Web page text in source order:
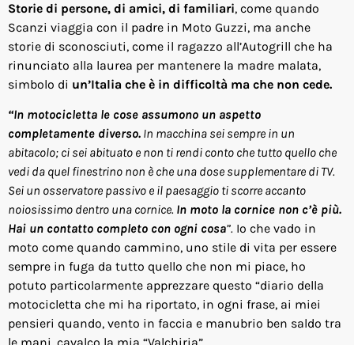
Storie di persone, di amici, di familiari, come quando
Scanzi viaggia con il padre in Moto Guzzi, ma anche
storie di sconosciuti, come il ragazzo all’Autogrill che ha
rinunciato alla laurea per mantenere la madre malata,
simbolo di un’Italia che è in difficoltà ma che non cede.
“In motocicletta le cose assumono un aspetto
completamente diverso. In macchina sei sempre in un
abitacolo; ci sei abituato e non ti rendi conto che tutto quello che
vedi da quel finestrino non è che una dose supplementare di TV.
Sei un osservatore passivo e il paesaggio ti scorre accanto
noiosissimo dentro una cornice. In moto la cornice non c’è più.
Hai un contatto completo con ogni cosa”. Io che vado in
moto come quando cammino, uno stile di vita per essere
sempre in fuga da tutto quello che non mi piace, ho
potuto particolarmente apprezzare questo “diario della
motocicletta che mi ha riportato, in ogni frase, ai miei
pensieri quando, vento in faccia e manubrio ben saldo tra